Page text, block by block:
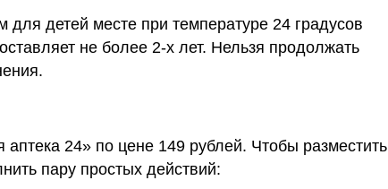
детей месте при температуре 24 градусов
не более 2-х лет. Нельзя продолжать
24» по цене 149 рублей. Чтобы разместить
пару простых действий: